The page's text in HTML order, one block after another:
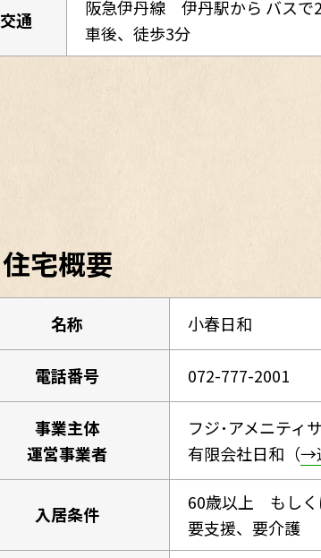
交通
阪急伊丹線 伊丹駅から バス
車後、徒歩3分
住宅概要
名称 小春日和
電話番号 072-777-2001
事業主体
運営事業者
フジ･アメニティ
有限会社日和（→
入居条件
60歳以上 もしく
要支援、要介護